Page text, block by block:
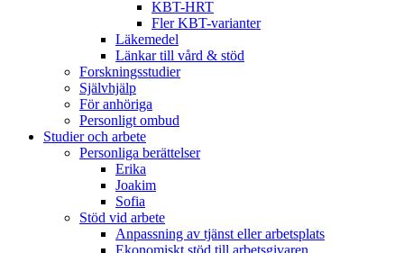
KBT-HRT
Fler KBT-varianter
Läkemedel
Länkar till vård & stöd
Forskningsstudier
Självhjälp
För anhöriga
Personligt ombud
Studier och arbete
Personliga berättelser
Erika
Joakim
Sofia
Stöd vid arbete
Anpassning av tjänst eller arbetsplats
Ekonomiskt stöd till arbetsgivaren